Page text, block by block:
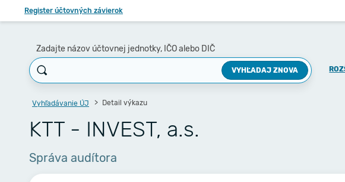
Register účtovných závierok
Zadajte názov účtovnej jednotky, IČO alebo DIČ
VYHĽADAJ ZNOVA
Vyhľadávanie ÚJ Detail výkazu
KTT - INVEST, a.s.
Správa audítora